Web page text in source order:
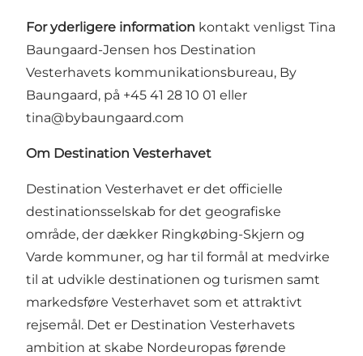
For yderligere information kontakt venligst Tina
Baungaard-Jensen hos Destination
Vesterhavets kommunikationsbureau, By
Baungaard, på +45 41 28 10 01 eller
tina@bybaungaard.com
Om Destination Vesterhavet
Destination Vesterhavet er det officielle
destinationsselskab for det geografiske
område, der dækker Ringkøbing-Skjern og
Varde kommuner, og har til formål at medvirke
til at udvikle destinationen og turismen samt
markedsføre Vesterhavet som et attraktivt
rejsemål. Det er Destination Vesterhavets
ambition at skabe Nordeuropas førende